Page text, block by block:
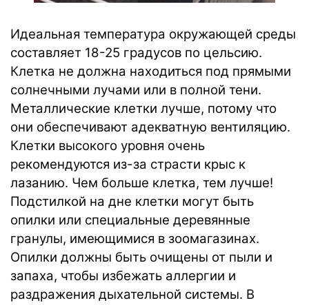
Идеальная температура окружающей среды
составляет 18-25 градусов по цельсию.
Клетка не должна находиться под прямыми
солнечными лучами или в полной тени.
Металлические клетки лучше, потому что
они обеспечивают адекватную вентиляцию.
Клетки высокого уровня очень
рекомендуются из-за страсти крыс к
лазанию. Чем больше клетка, тем лучше!
Подстилкой на дне клетки могут быть
опилки или специальные деревянные
гранулы, имеющимися в зоомагазинах.
Опилки должны быть очищены от пыли и
запаха, чтобы избежать аллергии и
раздражения дыхательной системы. В